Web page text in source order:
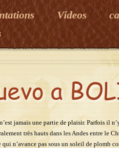
Videos
jamais une partie de plaisir. Parfois il
très hauts dans les Andes entre le
qui n’avance pas sous un soleil de plomb